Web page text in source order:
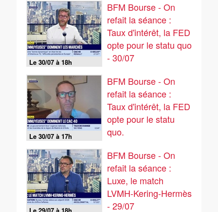
Le 30/07 à 18h
BFM Bourse - On
refait la séance :
Taux d'intérêt, la FED
opte pour le statu quo
- 30/07
Le 30/07 à 17h
BFM Bourse - On
refait la séance :
Taux d'intérêt, la FED
opte pour le statu
quo.
BFM Bourse - On
refait la séance :
Luxe, le match
LVMH-Kering-Hermès
- 29/07